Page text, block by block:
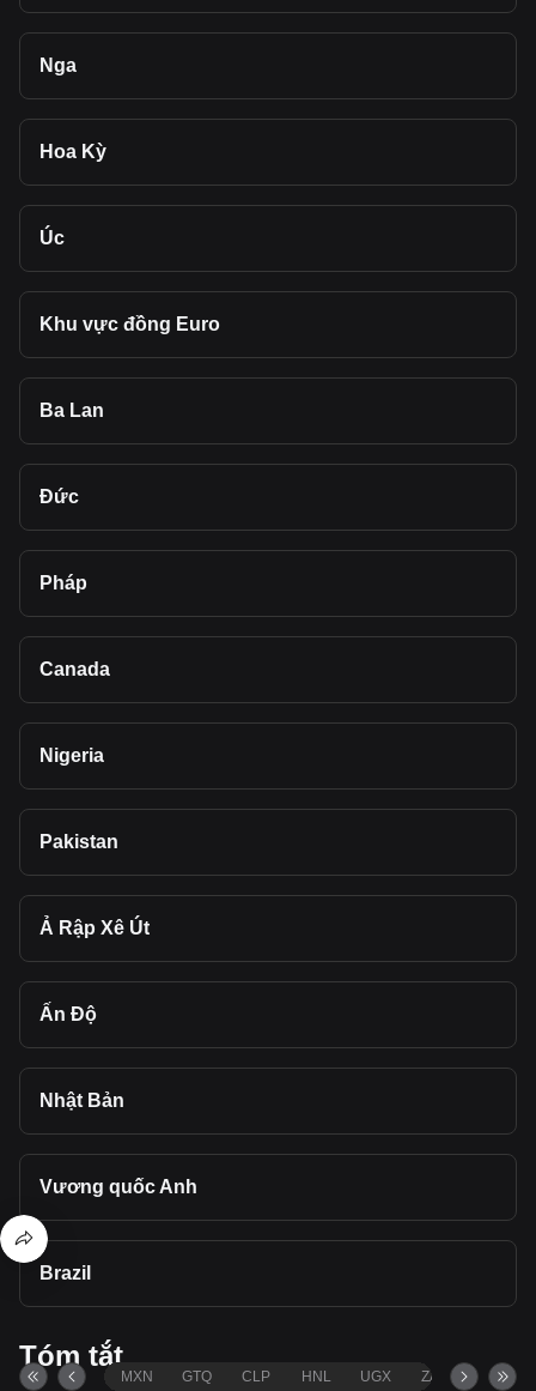
Nga
Hoa Kỳ
Úc
Khu vực đồng Euro
Ba Lan
Đức
Pháp
Canada
Nigeria
Pakistan
Ả Rập Xê Út
Ấn Độ
Nhật Bản
Vương quốc Anh
Brazil
Tóm tắt
MXN GTQ CLP HNL UGX ZAR TND